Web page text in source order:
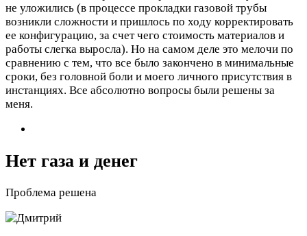
не уложились (в процессе прокладки газовой трубы
возникли сложности и пришлось по ходу корректировать
ее конфигурацию, за счет чего стоимость материалов и
работы слегка выросла). Но на самом деле это мелочи по
сравнению с тем, что все было закончено в минимальные
сроки, без головной боли и моего личного присутствия в
инстанциях. Все абсолютно вопросы были решены за
меня.
Нет газа и денег
Проблема решена